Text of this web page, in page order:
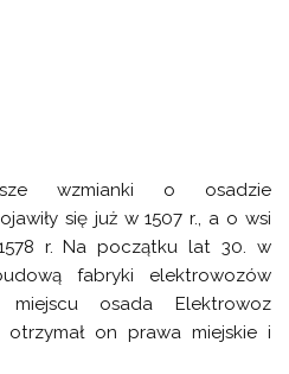
wzmianki o osadzie
się już w 1507 r., a o wsi
r. Na początku lat 30. w
fabryki elektrowozów
osada Elektrowoz
otrzymał on prawa miejskie i